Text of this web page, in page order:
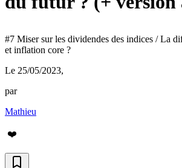
#7 Miser sur les dividendes des indices / La
et inflation core ?
Le 25/05/2023,
par
Mathieu
❤️